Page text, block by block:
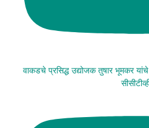
वाकडचे प्रसिद्ध उद्योजक तुषार भूमकर